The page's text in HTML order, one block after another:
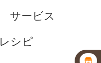
サービス
レシピ